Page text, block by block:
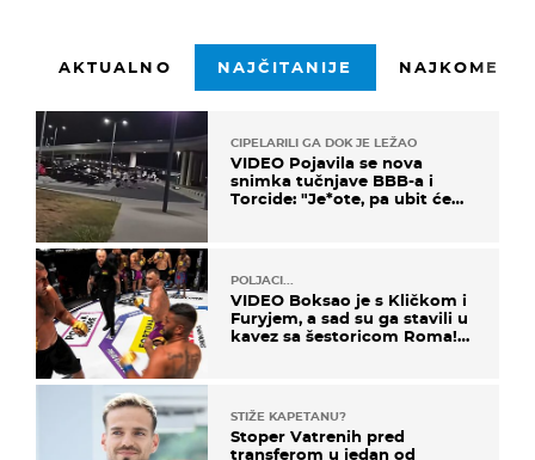
AKTUALNO NAJČITANIJE
CIPELARILI GA DOK JE LEŽAO
VIDEO Pojavila se nova
snimka tučnjave BBB-a i
Torcide: "Je*ote, pa ubit će
POLJACI...
VIDEO Boksao je s Kličkom i
Furyjem, a sad su ga stavili u
kavez sa šestoricom Roma!
STIŽE KAPETANU?
Stoper Vatrenih pred
transferom u jedan od